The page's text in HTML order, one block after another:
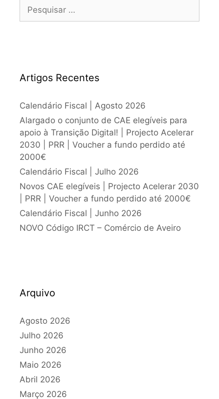
Artigos Recentes
Calendário Fiscal | Agosto 2026
Alargado o conjunto de CAE elegíveis para
apoio à Transição Digital! | Projecto Acelerar
2030 | PRR | Voucher a fundo perdido até
2000€
Calendário Fiscal | Julho 2026
Novos CAE elegíveis | Projecto Acelerar 2030
| PRR | Voucher a fundo perdido até 2000€
Calendário Fiscal | Junho 2026
NOVO Código IRCT – Comércio de Aveiro
Arquivo
Agosto 2026
Julho 2026
Junho 2026
Maio 2026
Abril 2026
Março 2026